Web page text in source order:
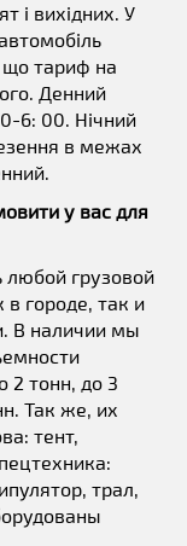
і вихідних. У
що тариф на
Денний
6: 00. Нічний
в межах
у вас для
любой грузовой
в городе, так и
В наличии мы
2 тонн, до 3
Так же, их
тент,
трал,